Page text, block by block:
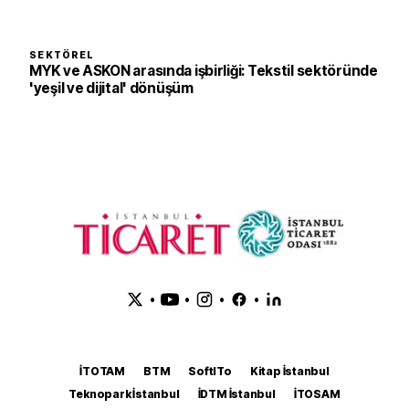
SEKTÖREL
MYK ve ASKON arasında işbirliği: Tekstil sektöründe
'yeşil ve dijital' dönüşüm
• • • •
İTOTAM BTM SoftITo
Kitap İstanbul
Teknopark İstanbul
İDTM İstanbul
İTOSAM